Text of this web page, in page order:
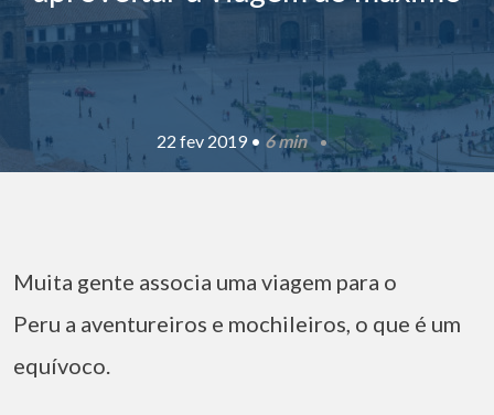
22 fev 2019 • 6 min
Muita gente associa uma viagem para o
Peru a aventureiros e mochileiros, o que é um
equívoco.